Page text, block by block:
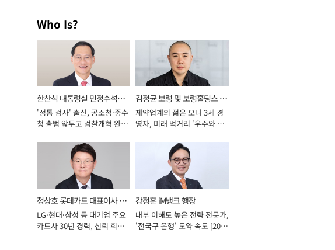
Who Is?
한찬식 대통령실 민정수석비
서관
'정통 검사' 출신, 공소청·중수
청 출범 앞두고 검찰개혁 완수
김정균 보령 및 보령홀딩스 대
표이사 사장
제약업계의 젊은 오너 3세 경
영자, 미래 먹거리 '우주와 헬
정상호 롯데카드 대표이사 사
장
LG·현대·삼성 등 대기업 주요
카드사 30년 경력, 신뢰 회복
강정훈 iM뱅크 행장
내부 이해도 높은 전략 전문가,
'전국구 은행' 도약 속도 [2026